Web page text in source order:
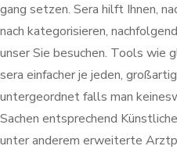
gang setzen. Sera hilft Ihnen,
nach kategorisieren,
unser Sie besuchen. Tools wie
sera einfacher je jeden,
untergeordnet falls man
Sachen entsprechend
unter anderem erweiterte